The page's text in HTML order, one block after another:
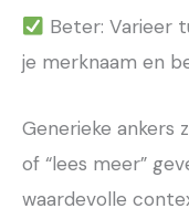
Beter: Varieer
je merknaam en
Generieke ankers
of “lees meer”
waardevolle